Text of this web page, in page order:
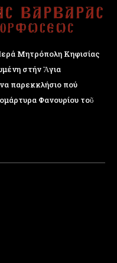
Μητρόπολη Κηφισίας
στήν Ἅγια
παρεκκλήσιο πού
Φανουρίου τοῦ